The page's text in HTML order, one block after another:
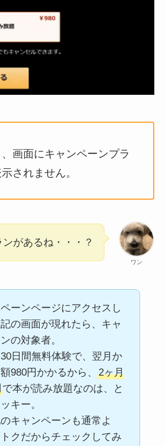
画面にキャンペーンプラ
されません。
ワン
があるね・・・？
ーンページにアクセスし
の画面が現れたら、キャ
の対象者。
日間無料体験で、翌月か
980円かかるから、
2ヶ月
で本が読み放題なのは、と
キー。
キャンペーンも通常よ
クだからチェックしてみ